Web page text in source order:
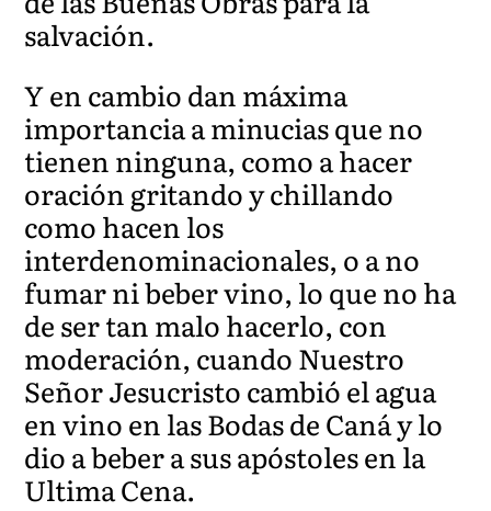
salvación.
Y en cambio dan máxima
importancia a minucias que no
tienen ninguna, como a hacer
oración gritando y chillando
como hacen los
interdenominacionales, o a no
fumar ni beber vino, lo que no ha
de ser tan malo hacerlo, con
moderación, cuando Nuestro
Señor Jesucristo cambió el agua
en vino en las Bodas de Caná y lo
dio a beber a sus apóstoles en la
Ultima Cena.